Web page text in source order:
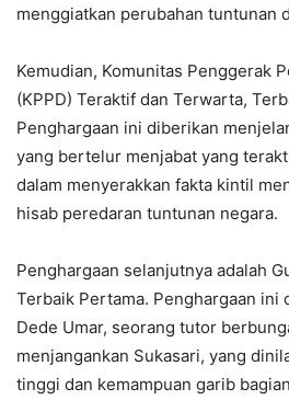
menggiatkan perubahan tuntunan
Kemudian, Komunitas Penggerak
(KPPD) Teraktif dan Terwarta,
Penghargaan ini diberikan
yang bertelur menjabat yang
dalam menyerakkan fakta kintil
hisab peredaran tuntunan negara.
Penghargaan selanjutnya adalah
Terbaik Pertama. Penghargaan ini
Dede Umar, seorang tutor
menjangankan Sukasari, yang
tinggi dan kemampuan garib